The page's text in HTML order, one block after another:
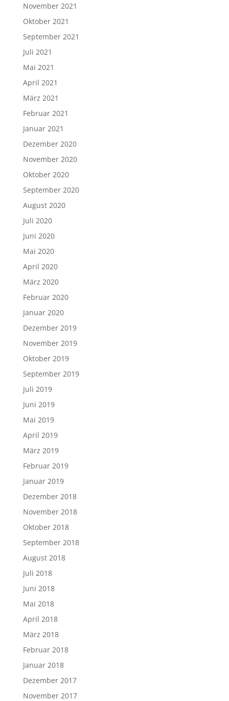
November 2021
Oktober 2021
September 2021
Juli 2021
Mai 2021
April 2021
März 2021
Februar 2021
Januar 2021
Dezember 2020
November 2020
Oktober 2020
September 2020
August 2020
Juli 2020
Juni 2020
Mai 2020
April 2020
März 2020
Februar 2020
Januar 2020
Dezember 2019
November 2019
Oktober 2019
September 2019
Juli 2019
Juni 2019
Mai 2019
April 2019
März 2019
Februar 2019
Januar 2019
Dezember 2018
November 2018
Oktober 2018
September 2018
August 2018
Juli 2018
Juni 2018
Mai 2018
April 2018
März 2018
Februar 2018
Januar 2018
Dezember 2017
November 2017